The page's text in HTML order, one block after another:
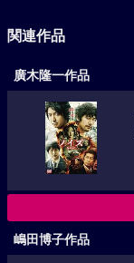
関連作品
廣木隆一作品
嶋田博子作品